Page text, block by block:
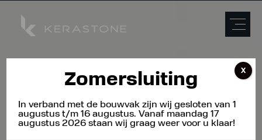
Zomersluiting
In verband met de bouwvak zijn wij gesloten van 1
augustus t/m 16 augustus. Vanaf maandag 17
augustus 2026 staan wij graag weer voor u klaar!
X